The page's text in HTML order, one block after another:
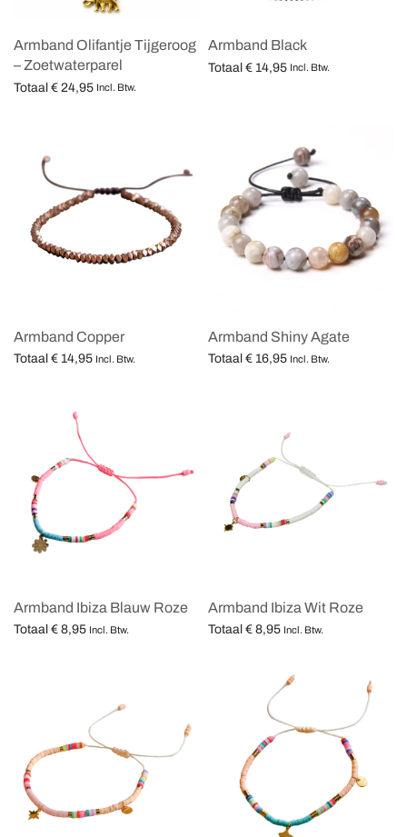
Armband Olifantje Tijgeroog
– Zoetwaterparel
Totaal € 24,95 Incl. Btw.
Armband Black
Totaal € 14,95 Incl. Btw.
Armband Copper
Totaal € 14,95 Incl. Btw.
Armband Shiny Agate
Totaal € 16,95 Incl. Btw.
Armband Ibiza Blauw Roze
Totaal € 8,95 Incl. Btw.
Armband Ibiza Wit Roze
Totaal € 8,95 Incl. Btw.